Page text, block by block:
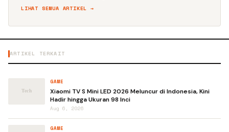
LIHAT SEMUA ARTIKEL →
ARTIKEL TERKAIT
GAME
Xiaomi TV S Mini LED 2026 Meluncur di Indonesia, Kini
Hadir hingga Ukuran 98 Inci
Aug 6, 2026
GAME